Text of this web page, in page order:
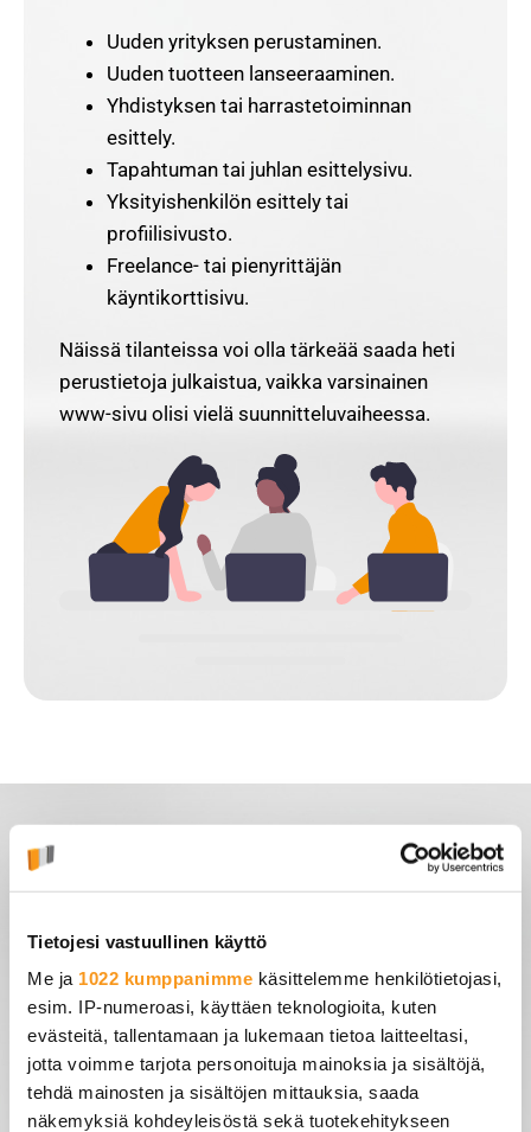
Tietojesi vastuullinen käyttö
Me ja 1022 kumppanimme käsittelemme henkilötietojasi,
esim. IP-numeroasi, käyttäen teknologioita, kuten
evästeitä, tallentamaan ja lukemaan tietoa laitteeltasi,
jotta voimme tarjota personoituja mainoksia ja sisältöjä,
tehdä mainosten ja sisältöjen mittauksia, saada
näkemyksiä kohdeyleisöstä sekä tuotekehitykseen
Uuden yrityksen perustaminen.
Uuden tuotteen lanseeraaminen.
Yhdistyksen tai harrastetoiminnan
esittely.
Tapahtuman tai juhlan esittelysivu.
Yksityishenkilön esittely tai
profiilisivusto.
Freelance- tai pienyrittäjän
käyntikorttisivu.
Näissä tilanteissa voi olla tärkeää saada heti
perustietoja julkaistua, vaikka varsinainen
www-sivu olisi vielä suunnitteluvaiheessa.
Webhotelli Micron
Hinta (verkkotunnuksen tilaajalle) 0€
Teholuokka Normaali
Levytila kotisivuille 100 Mt